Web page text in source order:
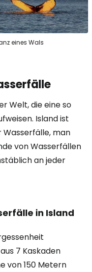
eines Wals
Welt, die eine so
Island ist
man
von Wasserfällen
an jeder
in Island
7 Kaskaden
von 150 Metern